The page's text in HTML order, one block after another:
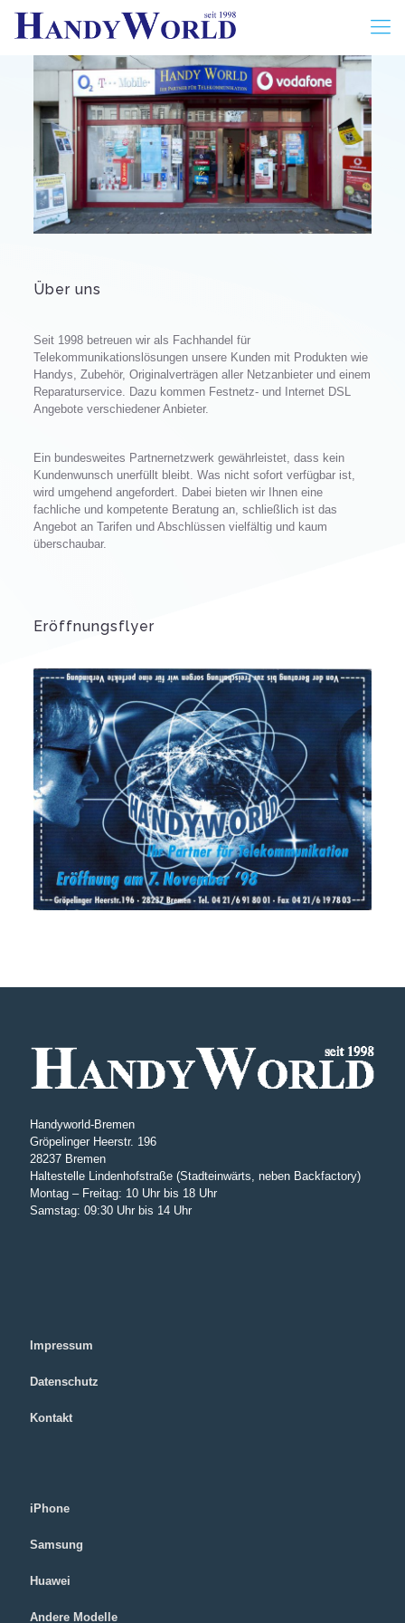
Über uns
Seit 1998 betreuen wir als Fachhandel für
Telekommunikationslösungen unsere Kunden mit Produkten wie
Handys, Zubehör, Originalverträgen aller Netzanbieter und einem
Reparaturservice. Dazu kommen Festnetz- und Internet DSL
Angebote verschiedener Anbieter.
Ein bundesweites Partnernetzwerk gewährleistet, dass kein
Kundenwunsch unerfüllt bleibt. Was nicht sofort verfügbar ist,
wird umgehend angefordert. Dabei bieten wir Ihnen eine
fachliche und kompetente Beratung an, schließlich ist das
Angebot an Tarifen und Abschlüssen vielfältig und kaum
überschaubar.
Eröffnungsflyer
Handyworld-Bremen
Gröpelinger Heerstr. 196
28237 Bremen
Haltestelle Lindenhofstraße (Stadteinwärts, neben Backfactory)
Montag – Freitag: 10 Uhr bis 18 Uhr
Samstag: 09:30 Uhr bis 14 Uhr
Impressum
Datenschutz
Kontakt
iPhone
Samsung
Huawei
Andere Modelle